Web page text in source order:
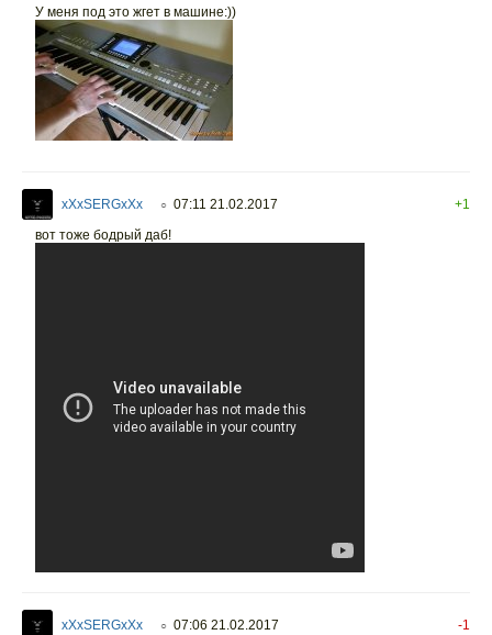
У меня под это жгет в машине:))
xXxSERGxXx ○ 07:11 21.02.2017
+1
вот тоже бодрый даб!
xXxSERGxXx ○ 07:06 21.02.2017
-1